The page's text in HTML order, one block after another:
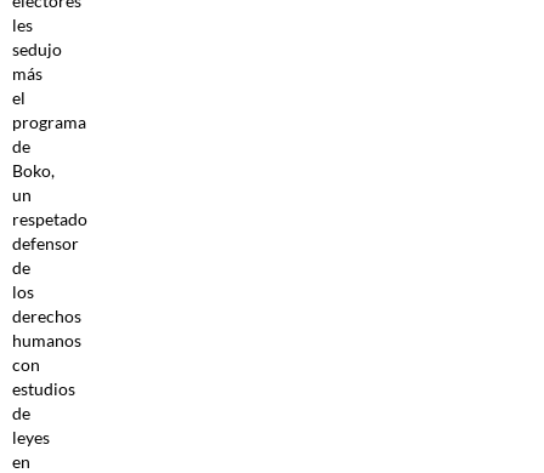
les
sedujo
más
el
programa
de
Boko,
un
respetado
defensor
de
los
derechos
humanos
con
estudios
de
leyes
en